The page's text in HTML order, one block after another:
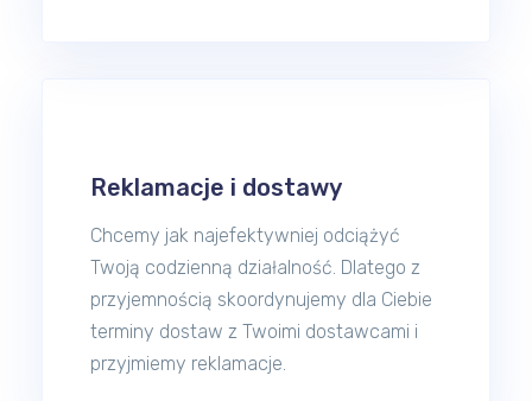
Reklamacje i dostawy
Chcemy jak najefektywniej odciążyć
Twoją codzienną działalność. Dlatego z
przyjemnością skoordynujemy dla Ciebie
terminy dostaw z Twoimi dostawcami i
przyjmiemy reklamacje.